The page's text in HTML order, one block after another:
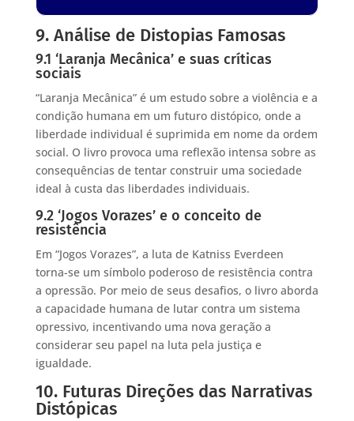
9. Análise de Distopias Famosas
9.1 ‘Laranja Mecânica’ e suas críticas
sociais
“Laranja Mecânica” é um estudo sobre a violência e a
condição humana em um futuro distópico, onde a
liberdade individual é suprimida em nome da ordem
social. O livro provoca uma reflexão intensa sobre as
consequências de tentar construir uma sociedade
ideal à custa das liberdades individuais.
9.2 ‘Jogos Vorazes’ e o conceito de
resistência
Em “Jogos Vorazes”, a luta de Katniss Everdeen
torna-se um símbolo poderoso de resistência contra
a opressão. Por meio de seus desafios, o livro aborda
a capacidade humana de lutar contra um sistema
opressivo, incentivando uma nova geração a
considerar seu papel na luta pela justiça e
igualdade.
10. Futuras Direções das Narrativas
Distópicas